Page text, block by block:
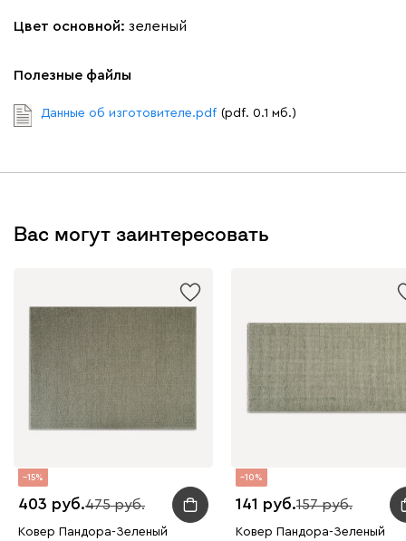
Цвет основной: зеленый
Полезные файлы
Данные об изготовителе.pdf (pdf. 0.1 мб.)
Вас могут заинтересовать
15
403 475
Ковер Пандора-Зеленый
10
141 157
Ковер Пандора-Зеленый